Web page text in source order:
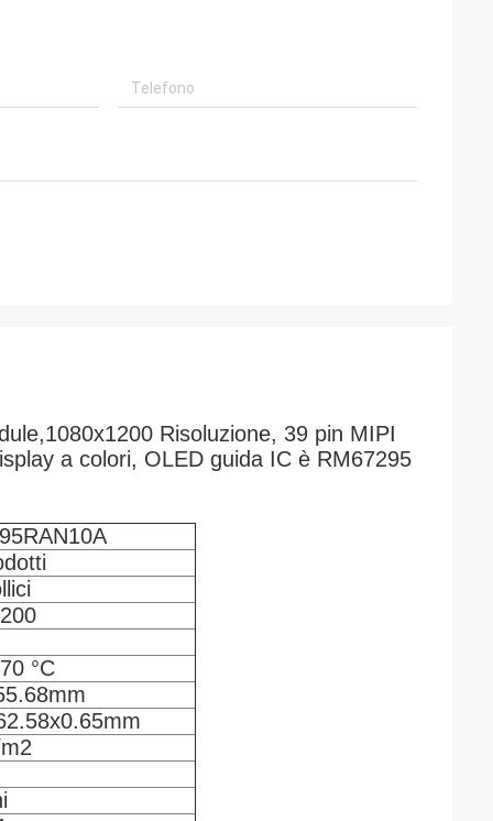
Risoluzione, 39 pin MIPI
a colori, OLED guida IC è RM67295
°C